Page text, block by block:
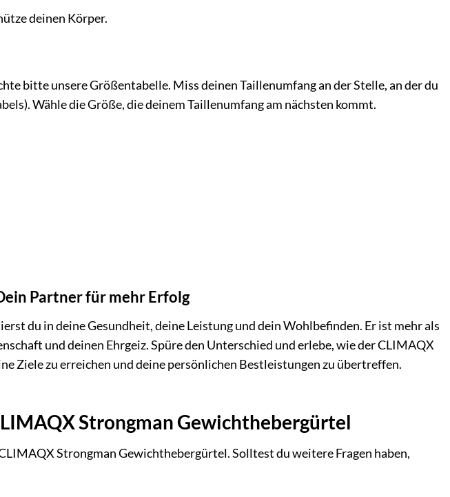
deinen Körper.
bitte unsere Größentabelle. Miss deinen Taillenumfang an der Stelle, an der du
Wähle die Größe, die deinem Taillenumfang am nächsten kommt.
Partner für mehr Erfolg
du in deine Gesundheit, deine Leistung und dein Wohlbefinden. Er ist mehr als
und deinen Ehrgeiz. Spüre den Unterschied und erlebe, wie der CLIMAQX
Ziele zu erreichen und deine persönlichen Bestleistungen zu übertreffen.
Strongman Gewichthebergürtel
Strongman Gewichthebergürtel. Solltest du weitere Fragen haben,